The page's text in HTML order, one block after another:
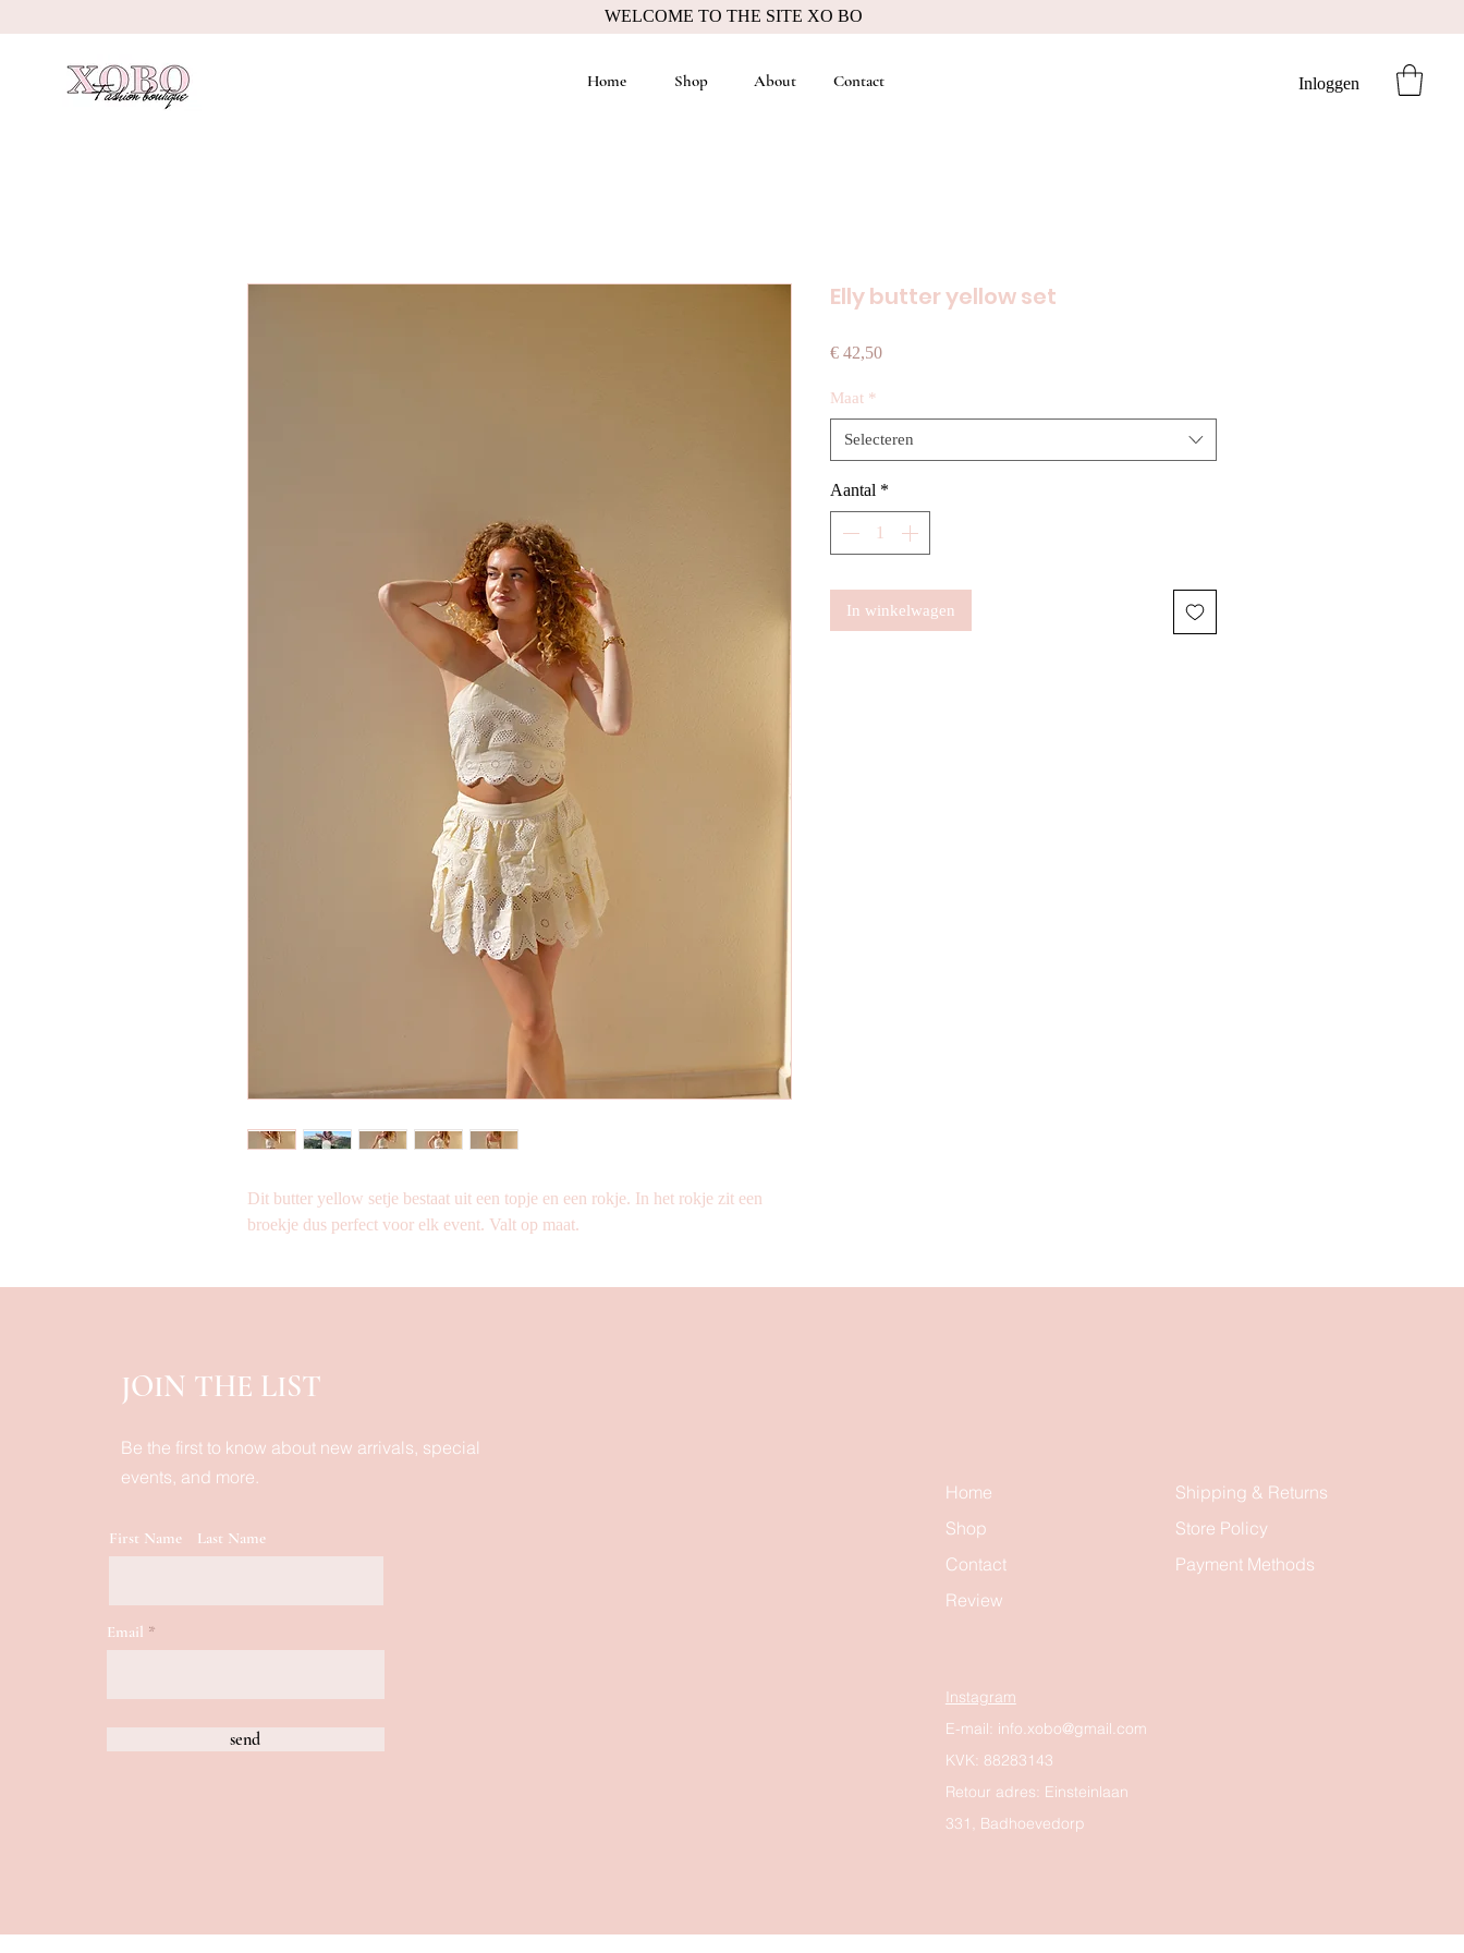
Inloggen
WELCOME TO THE SITE XO BO
Home Shop About Contact
Dit butter yellow setje bestaat uit een topje en een rokje. In het rokje zit een
broekje dus perfect voor elk event. Valt op maat.
Elly butter yellow set
€ 42,50Prijs
Maat *
Selecteren
Aantal *
In winkelwagen
JOIN THE LIST
Be the first to know about new arrivals, special
events, and more.
First Name Last Name
Email
send
Home
Shop
Contact
Review
Shipping & Returns
Store Policy
Payment Methods
Instagram
E-mail: info.xobo@gmail.com
KVK: 88283143
Retour adres: Einsteinlaan
331, Badhoevedorp